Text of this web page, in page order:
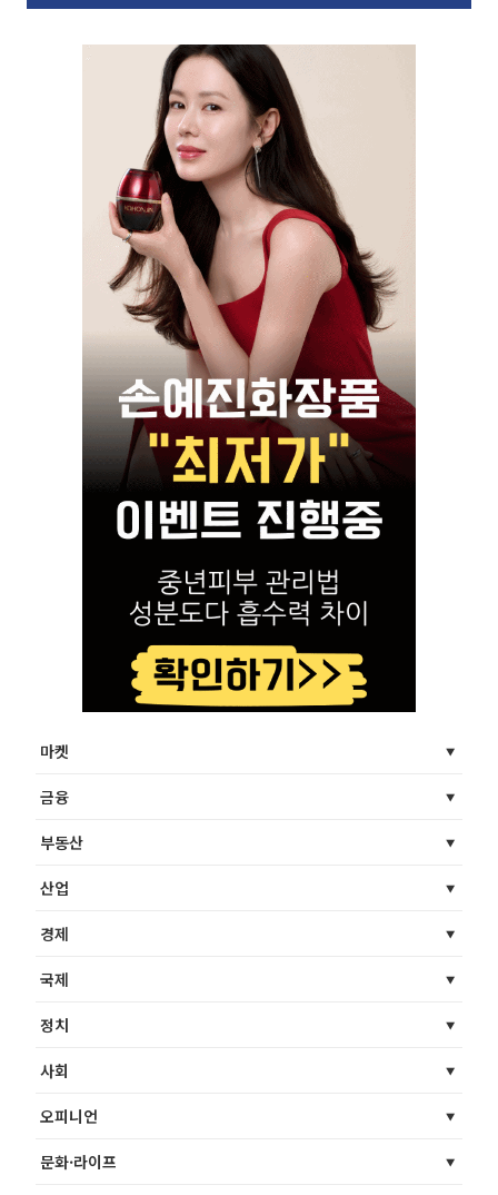
마켓
금융
부동산
산업
경제
국제
정치
사회
오피니언
문화·라이프